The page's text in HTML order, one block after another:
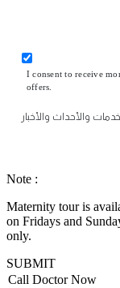
I consent to receive
offers.
والأحداث والأخبار
Note :
Maternity tour is
on Fridays and
only.
SUBMIT
Call Doctor Now